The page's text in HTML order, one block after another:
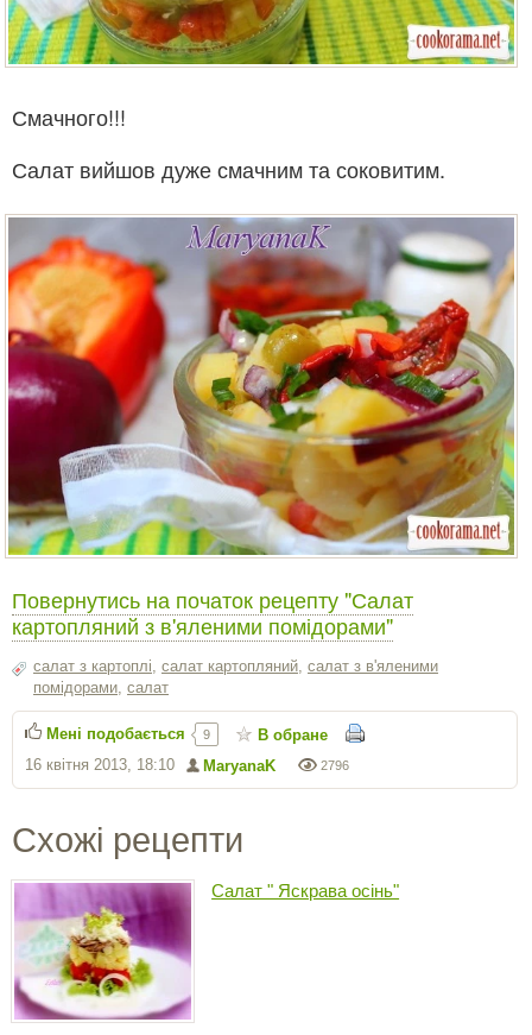
Смачного!!!
Салат вийшов дуже смачним та соковитим.
Повернутись на початок рецепту "Салат
картопляний з в'яленими помідорами"
салат з картоплі, салат картопляний, салат з в'яленими
помідорами, салат
2796
MaryanaK
16 квітня 2013, 18:10
Мені подобається 9 В обране
Схожі рецепти
Салат " Яскрава осінь"